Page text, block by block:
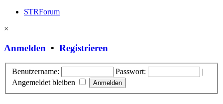
STRForum
×
Anmelden • Registrieren
Benutzername: Passwort:
|
Angemeldet bleiben